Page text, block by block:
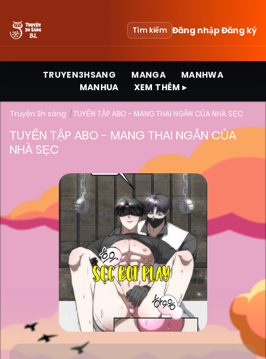
Tìm kiếm Đăng nhậpĐăng ký
TRUYEN3HSANG MANGA
MANHWA
MANHUA
XEM THÊM ▸
Truyện 3h sáng TUYỂN TẬP ABO - MANG THAI NGẮN CỦA NHÀ SẸC
TUYỂN TẬP ABO - MANG THAI NGẮN CỦA
NHÀ SẸC